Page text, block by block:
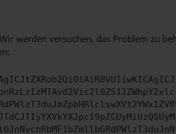
werden versuchen, das Problem zu